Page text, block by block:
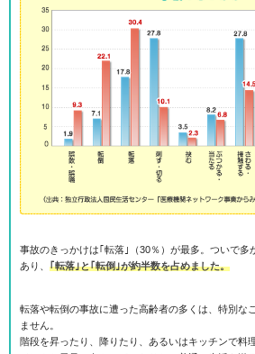
事故のきっかけは｢転落｣（30％）が最多。ついで多
あり、 ｢転落｣と｢転倒｣が約半数を占めました。
転落や転倒の事故に遭った高齢者の多くは、特別な
ません。
階段を昇ったり、降りたり、あるいはキッチンで料